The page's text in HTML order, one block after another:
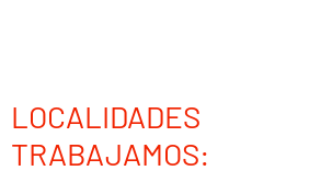
LOCALIDADES
TRABAJAMOS: